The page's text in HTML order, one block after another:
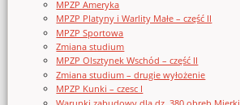
MPZP Ameryka
MPZP Platyny i Warlity Małe – część II
MPZP Sportowa
Zmiana studium
MPZP Olsztynek Wschód – część II
Zmiana studium – drugie wyłożenie
MPZP Kunki – czesc I